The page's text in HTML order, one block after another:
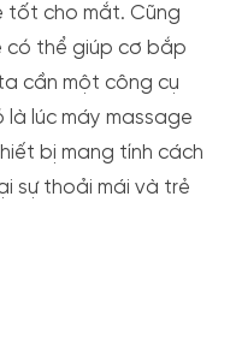
tốt cho mắt. Cũng
có thể giúp cơ bắp
cần một công cụ
lúc máy massage
bị mang tính cách
sự thoải mái và trẻ